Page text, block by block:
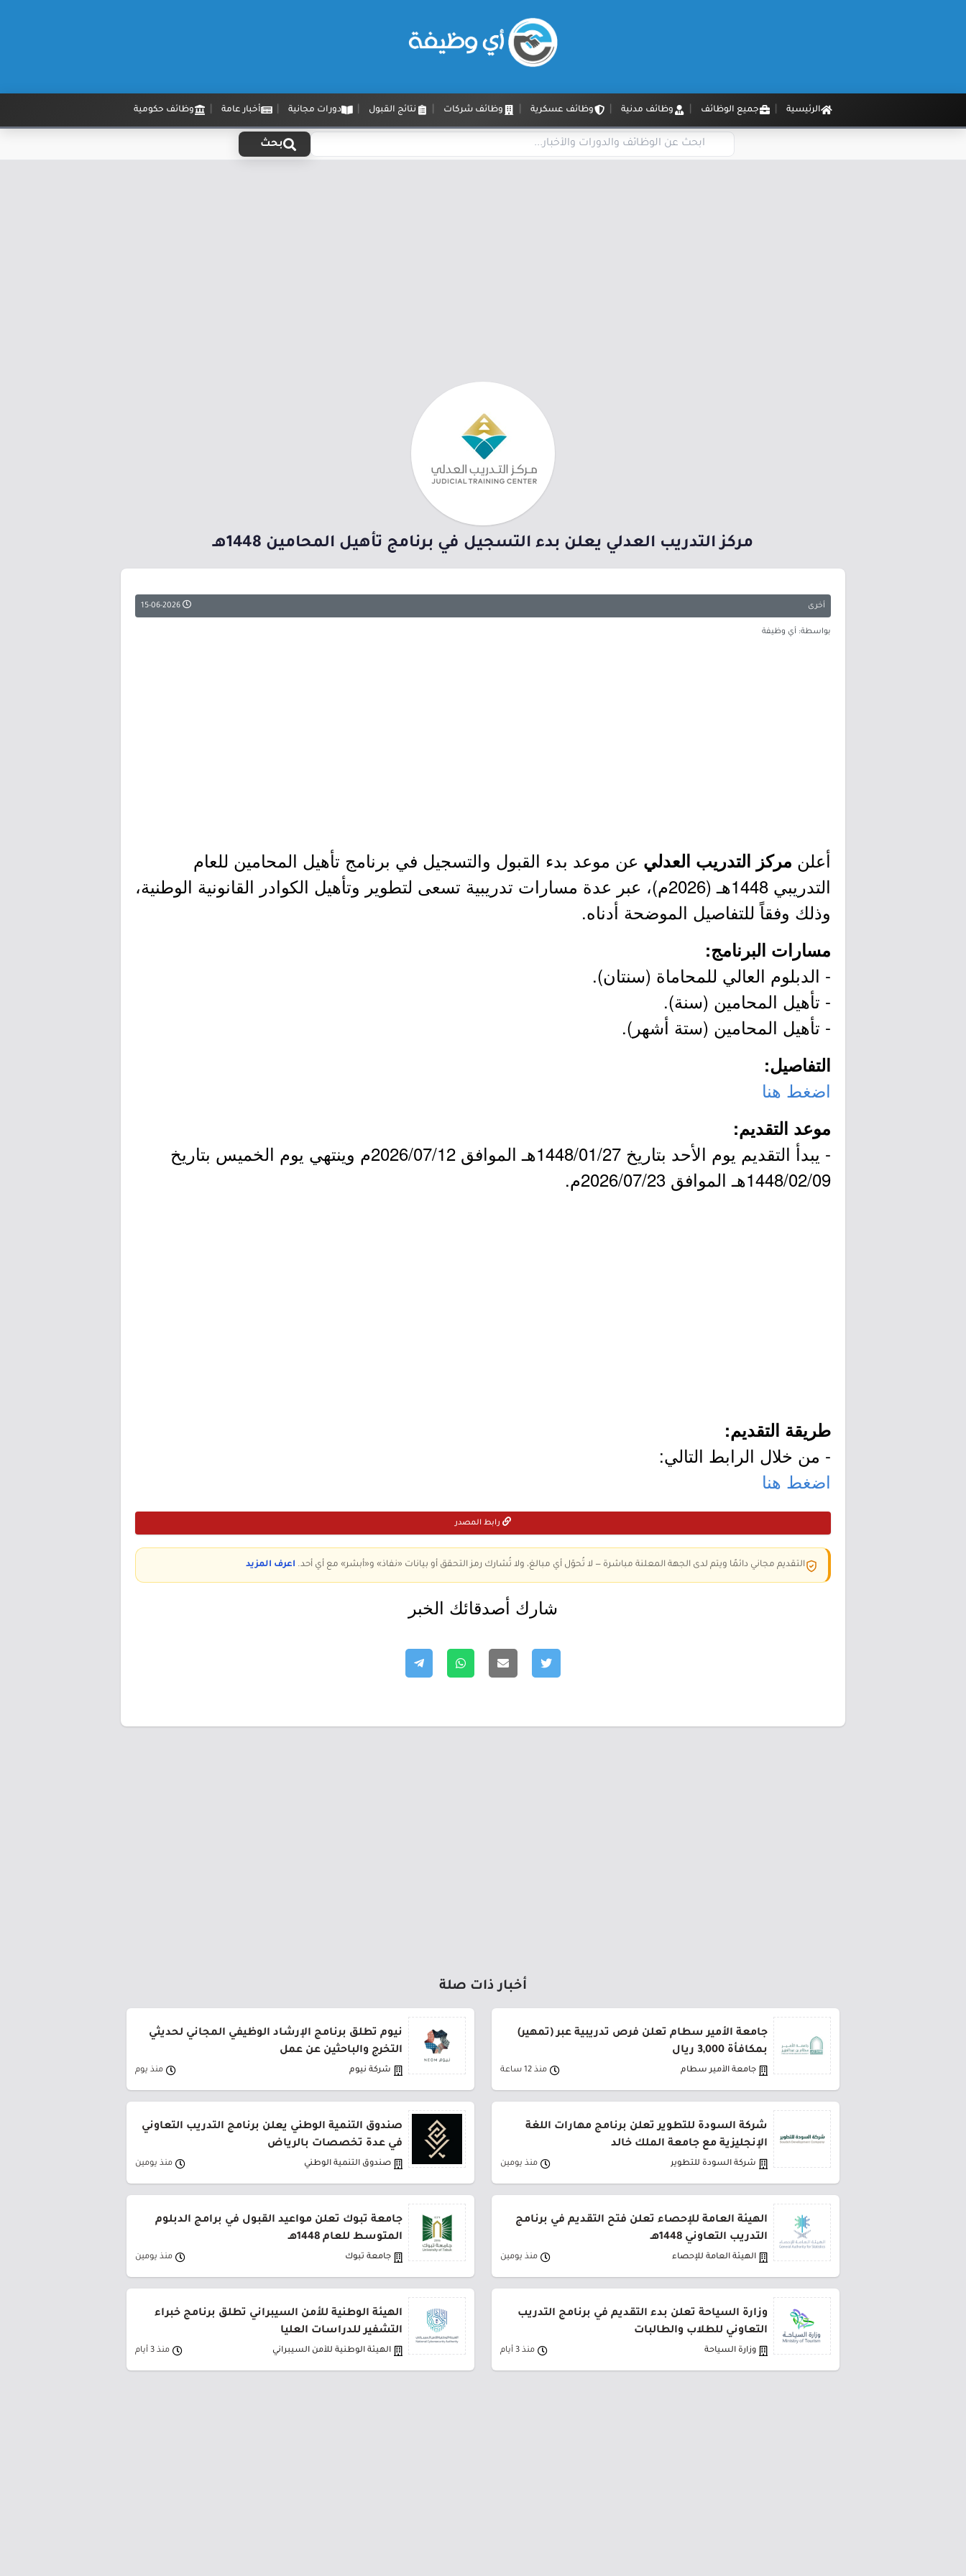
الرئيسية جميع الوظائف وظائف مدنية وظائف عسكرية وظائف شركات نتائج القبول دورات مجانية أخبار عامة وظائف حكومية
بحث
مركز التدريب العدلي يعلن بدء التسجيل في برنامج تأهيل المحامين 1448هـ
أخرى
بواسطة: أي وظيفة
أعلن مركز التدريب العدلي عن موعد بدء القبول والتسجيل في برنامج تأهيل المحامين للعام
التدريبي 1448هـ (2026م)، عبر عدة مسارات تدريبية تسعى لتطوير وتأهيل الكوادر القانونية الوطنية،
وذلك وفقاً للتفاصيل الموضحة أدناه.
مسارات البرنامج:
- الدبلوم العالي للمحاماة (سنتان).
- تأهيل المحامين (سنة).
- تأهيل المحامين (ستة أشهر).
التفاصيل:
اضغط هنا
موعد التقديم:
- يبدأ التقديم يوم الأحد بتاريخ 1448/01/27هـ الموافق 2026/07/12م وينتهي يوم الخميس بتاريخ
1448/02/09هـ الموافق 2026/07/23م.
طريقة التقديم:
- من خلال الرابط التالي:
اضغط هنا
رابط المصدر
التقديم مجاني دائمًا ويتم لدى الجهة المعلنة مباشرة — لا تُحوّل أي مبالغ، ولا تُشارك رمز التحقق أو بيانات «نفاذ» و«أبشر» مع أي أحد. اعرف المزيد
شارك أصدقائك الخبر
أخبار ذات صلة
جامعة الأمير سطام تعلن فرص تدريبية عبر (تمهير)
بمكافأة 3,000 ريال
جامعة الأمير سطام منذ 12 ساعة
نيوم تطلق برنامج الإرشاد الوظيفي المجاني لحديثي
التخرج والباحثين عن عمل
شركة نيوم منذ يوم
شركة السودة للتطوير تعلن برنامج مهارات اللغة
الإنجليزية مع جامعة الملك خالد
شركة السودة للتطوير منذ يومين
صندوق التنمية الوطني يعلن برنامج التدريب التعاوني
في عدة تخصصات بالرياض
صندوق التنمية الوطني منذ يومين
الهيئة العامة للإحصاء تعلن فتح التقديم في برنامج
التدريب التعاوني 1448هـ
الهيئة العامة للإحصاء منذ يومين
جامعة تبوك تعلن مواعيد القبول في برامج الدبلوم
المتوسط للعام 1448هـ
جامعة تبوك منذ يومين
وزارة السياحة تعلن بدء التقديم في برنامج التدريب
التعاوني للطلاب والطالبات
وزارة السياحة منذ 3 أيام
الهيئة الوطنية للأمن السيبراني تطلق برنامج خبراء
التشفير للدراسات العليا
الهيئة الوطنية للأمن السيبراني منذ 3 أيام